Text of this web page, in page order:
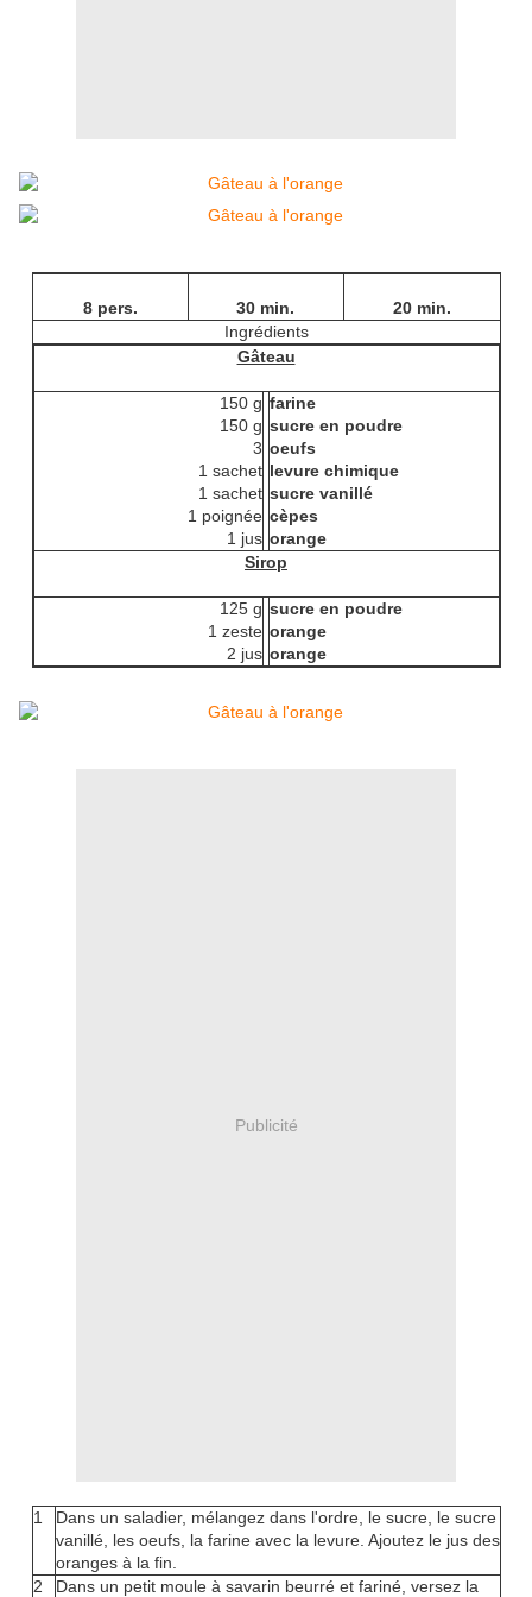
8 pers. 30 min.
20 min.
Ingrédients
Gâteau
150 g
150 g
3
1 sachet
1 sachet
1 poignée
1 jus
farine
sucre en poudre
oeufs
levure chimique
sucre vanillé
cèpes
orange
Sirop
125 g
1 zeste
2 jus
sucre en poudre
orange
orange
Publicité
1
Dans un saladier, mélangez dans l'ordre, le sucre, le sucre
vanillé, les oeufs, la farine avec la levure. Ajoutez le jus des
oranges à la fin.
2
Dans un petit moule à savarin beurré et fariné, versez la